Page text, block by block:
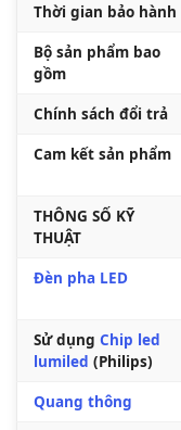
Thời gian bảo hành
Bộ sản phẩm bao
gồm
Chính sách đổi trả
Cam kết sản phẩm
THÔNG SỐ KỸ
THUẬT
Đèn pha LED
Sử dụng Chip led
lumiled (Philips)
Quang thông